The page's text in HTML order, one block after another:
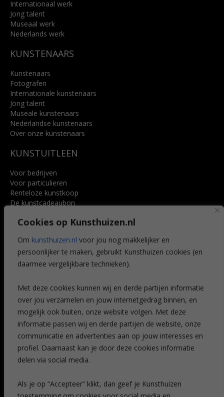
Cookies op Kunsthuizen.nl
Om kunsthuizen.nl voor jou nog makkelijker en
persoonlijker te maken, gebruikt Kunsthuizen cookies (en
daarmee vergelijkbare technieken).
Met deze cookies kunnen wij en derde partijen informatie
over jou verzamelen en jouw internetgedrag binnen, en
mogelijk ook buiten, onze website volgen. Met deze
informatie passen wij en derde partijen de website, onze
communicatie en advertenties aan op jouw interesses en
profiel. Daarnaast kan je door deze cookies informatie
delen via social media.
Als je op “Accepteer” klikt, dan geef je Kunsthuizen
Internationaal werk
Jong talent
Museaal werk
Nederlands werk
KUNSTENAARS
Kunstenaars
Fotografen
Internationale kunstenaars
Jong talent
Museale kunstenaars
Nederlandse kunstenaars
Over onze kunstenaars
KUNSTUITLEEN
Voor bedrijven
Voor particulieren
Renteloze kunstkoop
De kunstcadeaubon
Voordelen
Veelgestelde vragen
CONTACT
Leiden
Amsterdam
Breda
Favorieten
Mijn art alert
NIEUWSBRIEF